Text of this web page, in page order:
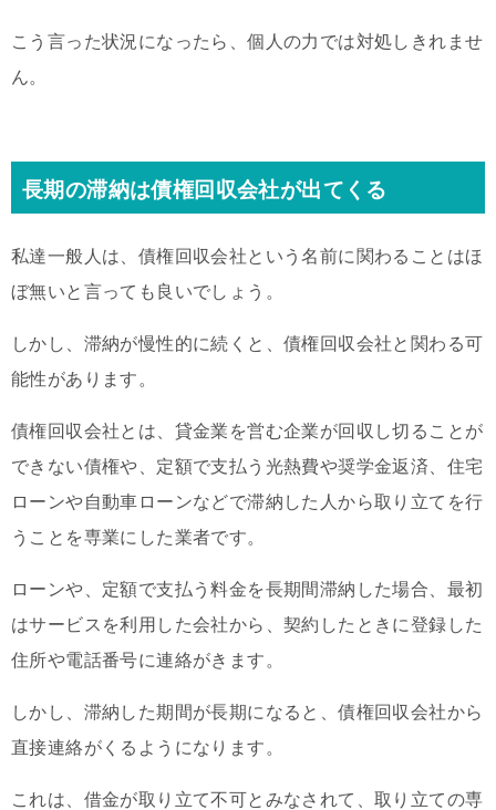
こう言った状況になったら、個人の力では対処しきれませ
ん。
長期の滞納は債権回収会社が出てくる
私達一般人は、債権回収会社という名前に関わることはほ
ぼ無いと言っても良いでしょう。
しかし、滞納が慢性的に続くと、債権回収会社と関わる可
能性があります。
債権回収会社とは、貸金業を営む企業が回収し切ることが
できない債権や、定額で支払う光熱費や奨学金返済、住宅
ローンや自動車ローンなどで滞納した人から取り立てを行
うことを専業にした業者です。
ローンや、定額で支払う料金を長期間滞納した場合、最初
はサービスを利用した会社から、契約したときに登録した
住所や電話番号に連絡がきます。
しかし、滞納した期間が長期になると、債権回収会社から
直接連絡がくるようになります。
これは、借金が取り立て不可とみなされて、取り立ての専